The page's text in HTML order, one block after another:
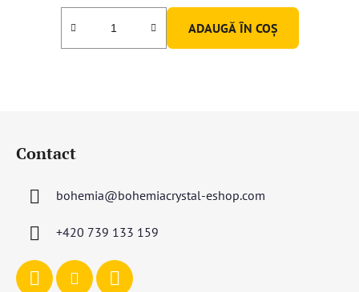
ADAUGĂ ÎN COŞ
Contact
bohemia@bohemiacrystal-eshop.com
+420 739 133 159